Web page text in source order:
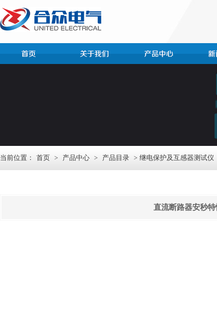
当前位置： 首页 > 产品中心 > 产品目录 > 继电保护及互感器测试仪
直流断路器安秒